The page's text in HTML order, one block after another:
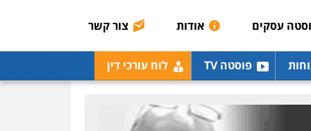
עסקים אודות צור קשר
פוסטה TV לוח עורכי דין
מנשה, אלמוג – עורכי דין
פלילי עבירות תנועה
צווארון לבן תעבורה עורכי
דין לענייני אסירים מעצרים
0546470989